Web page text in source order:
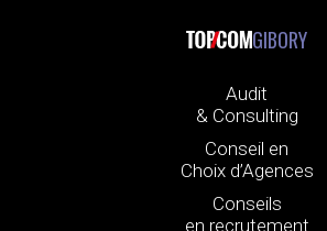
GIBORY
Audit
& Consulting
Conseil en
Choix d’Agences
Conseils
en recrutement